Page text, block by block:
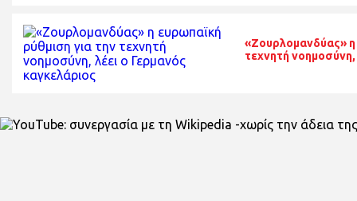
«Ζουρλομανδύας» η
τεχνητή